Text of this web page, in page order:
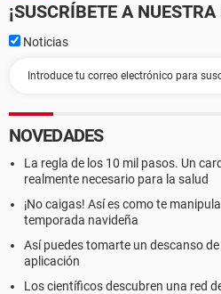
¡SUSCRÍBETE A
Noticias
NOVEDADES
La regla de los 10 mil pasos. Un
realmente necesario para la salud
¡No caigas! Así es como te
temporada navideña
Así puedes tomarte un descanso
aplicación
Los científicos descubren una red